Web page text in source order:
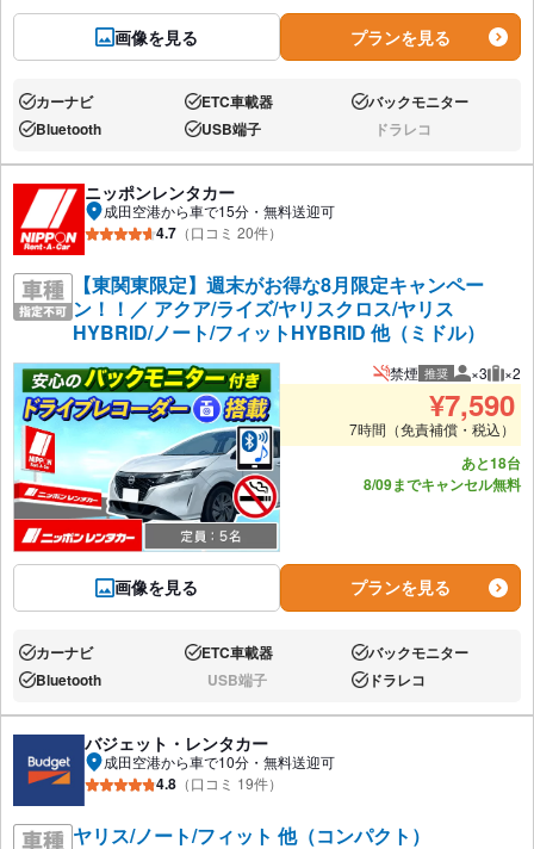
画像を見る プランを見る
あり:カーナビ あり:ETC車載器 あり:バックモニター
あり:Bluetooth あり:USB端子 なし:ドラレコ
ニッポンレンタカー
成田空港から車で15分・無料送迎可
4.7 （口コミ 20件）
【東関東限定】週末がお得な8月限定キャンペー
ン！！／ アクア/ライズ/ヤリスクロス/ヤリス
HYBRID/ノート/フィットHYBRID 他（ミドル）
画像を見る
禁煙 推奨 推奨人数
×3 推
×2
¥7,590
7時間（免責補償・税込）
あと18台
8/09までキャンセル無料
プランを見る
あり:カーナビ あり:ETC車載器 あり:バックモニター
あり:Bluetooth なし:USB端子 あり:ドラレコ
バジェット・レンタカー
成田空港から車で10分・無料送迎可
4.8 （口コミ 19件）
ヤリス/ノート/フィット 他（コンパクト）